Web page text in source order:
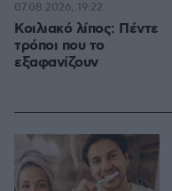
Κοιλιακό λίπος: Πέντε
τρόποι που το
εξαφανίζουν
07.08.2026, 19:22